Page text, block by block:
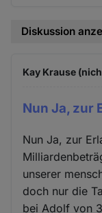
Diskussion
Kay Krause
Nun Ja, zur
Nun Ja, zur
unserer
doch nur die
bei Adolf von